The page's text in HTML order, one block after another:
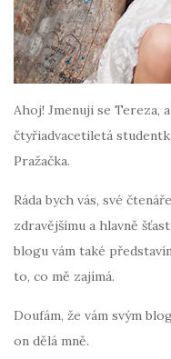
Ahoj! Jmenuji se Tereza,
čtyřiadvacetiletá
Pražačka.
Ráda bych vás, své
zdravějšímu a hlavně
blogu vám také
to, co mě zajímá.
Doufám, že vám svým
on dělá mně.